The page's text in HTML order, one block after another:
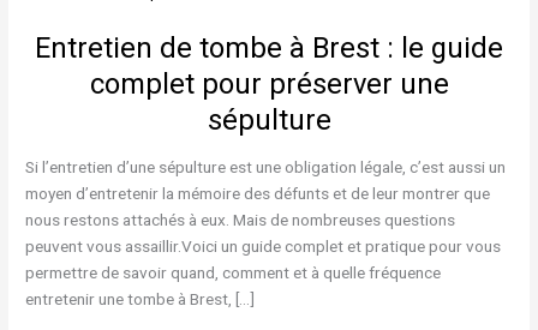
Entretien de tombe à Brest : le guide
complet pour préserver une
sépulture
Si l’entretien d’une sépulture est une obligation légale, c’est aussi un
moyen d’entretenir la mémoire des défunts et de leur montrer que
nous restons attachés à eux. Mais de nombreuses questions
peuvent vous assaillir.Voici un guide complet et pratique pour vous
permettre de savoir quand, comment et à quelle fréquence
entretenir une tombe à Brest, […]
tombe
guide
complet
pour
préserver
une
sépulture